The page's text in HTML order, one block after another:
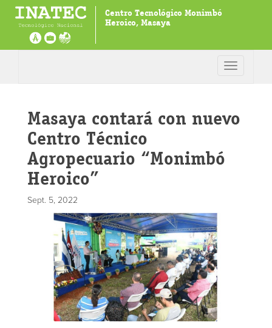
Centro Tecnológico Monimbó
Heroico, Masaya
Toggle
Masaya contará con nuevo
Centro Técnico
Agropecuario “Monimbó
Heroico”
Sept. 5, 2022